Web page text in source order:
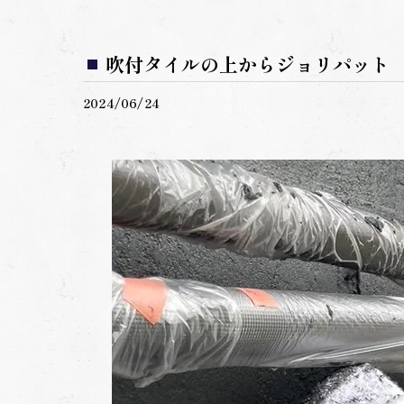
吹付タイルの上からジョリパッ
2024/06/24